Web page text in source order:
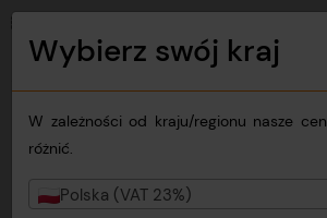
Wybierz swój kraj
W zależności od kraju/regionu nasze
różnić.
Polska (VAT 23%)